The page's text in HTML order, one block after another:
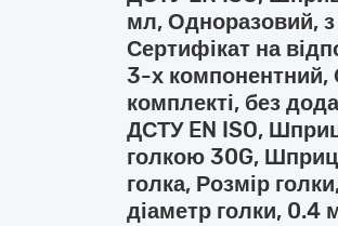
мл, Одноразовий, з
Сертифікат на
3-х
комплекті, без
ДСТУ EN ISO,
голкою 30G, Шприц
голка, Розмір
діаметр голки, 0.4